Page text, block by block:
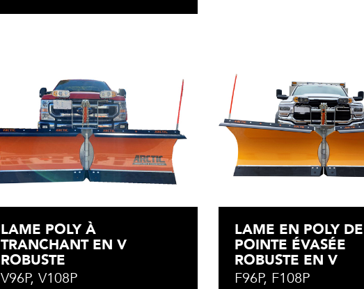
LAME POLY À
TRANCHANT EN V
ROBUSTE
V96P, V108P
LAME EN POLY DE
POINTE ÉVASÉE
ROBUSTE EN V
F96P, F108P